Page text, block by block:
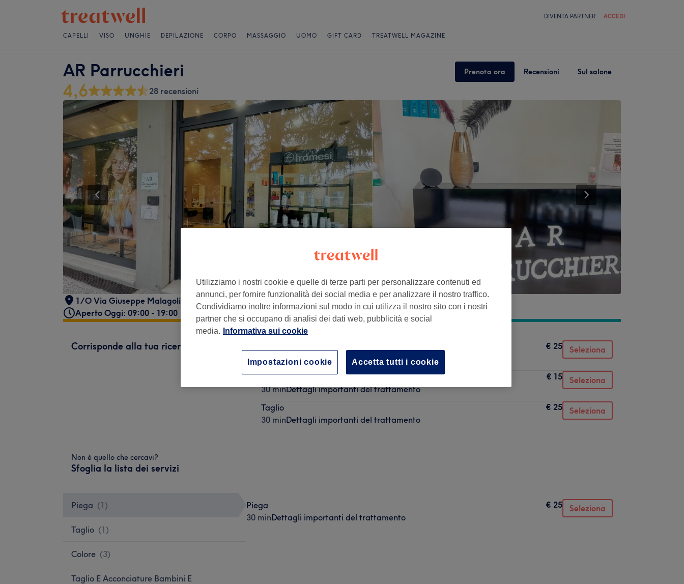
DIVENTA PARTNER ACCEDI
CAPELLI VISO UNGHIE DEPILAZIONE CORPO MASSAGGIO UOMO GIFT CARD TREATWELL MAGAZINE
AR Parrucchieri Prenota ora Recensioni Sul salone
4,6 28 recensioni
1/O Via Giuseppe Malagoli Bologna, Italy, 40128
Aperto Oggi: 09:00 - 19:00
Corrisponde alla tua ricerca
30 minDettagli importanti del trattamento
€ 25 Seleziona
Taglio Bimbo
30 minDettagli importanti del trattamento
€ 15 Seleziona
Taglio
30 minDettagli importanti del trattamento
€ 25 Seleziona
Non è quello che cercavi?
Sfoglia la lista dei servizi
Piega (1 )
Taglio (1)
Colore (3)
Taglio E Acconciature Bambini E
Piega
30 minDettagli importanti del trattamento
€ 25 Seleziona
Utilizziamo i nostri cookie e quelle di terze parti per personalizzare contenuti ed
annunci, per fornire funzionalità dei social media e per analizzare il nostro traffico.
Condividiamo inoltre informazioni sul modo in cui utilizza il nostro sito con i nostri
partner che si occupano di analisi dei dati web, pubblicità e social
media.
Informativa sui cookie
Accetta tutti i cookie
Impostazioni cookie